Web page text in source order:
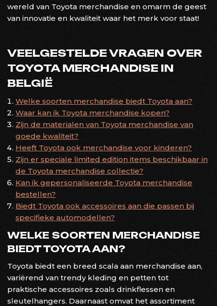
wereld van Toyota merchandise en omarm de geest
van innovatie en kwaliteit waar het merk voor staat!
VEELGESTELDE VRAGEN OVER
TOYOTA MERCHANDISE IN
BELGIË
Welke soorten merchandise biedt Toyota aan?
Waar kan ik Toyota merchandise kopen?
Zijn de materialen van Toyota merchandise van
goede kwaliteit?
Heeft Toyota ook merchandise voor kinderen?
Zijn er speciale limited edition items beschikbaar in
de Toyota merchandise collectie?
Kan ik gepersonaliseerde Toyota merchandise
bestellen?
Biedt Toyota ook accessoires aan die passen bij
specifieke automodellen?
WELKE SOORTEN MERCHANDISE
BIEDT TOYOTA AAN?
Toyota biedt een breed scala aan merchandise aan,
variërend van trendy kleding en petten tot
praktische accessoires zoals drinkflessen en
sleutelhangers. Daarnaast omvat het assortiment